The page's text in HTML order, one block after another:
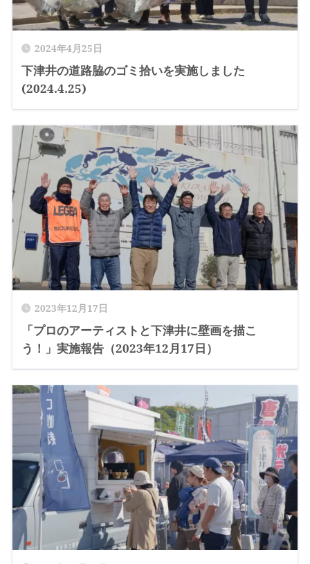
2024年4月25日
下津井の道路脇のゴミ拾いを実施しました
(2024.4.25)
2023年12月17日
「プロのアーティストと下津井に壁画を描こ
う！」実施報告（2023年12月17日）